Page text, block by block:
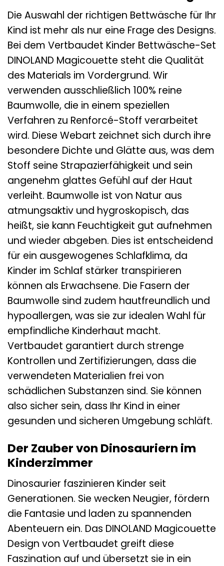
Die Auswahl der richtigen Bettwäsche für Ihr
Kind ist mehr als nur eine Frage des Designs.
Bei dem Vertbaudet Kinder Bettwäsche-Set
DINOLAND Magicouette steht die Qualität
des Materials im Vordergrund. Wir
verwenden ausschließlich 100% reine
Baumwolle, die in einem speziellen
Verfahren zu Renforcé-Stoff verarbeitet
wird. Diese Webart zeichnet sich durch ihre
besondere Dichte und Glätte aus, was dem
Stoff seine Strapazierfähigkeit und sein
angenehm glattes Gefühl auf der Haut
verleiht. Baumwolle ist von Natur aus
atmungsaktiv und hygroskopisch, das
heißt, sie kann Feuchtigkeit gut aufnehmen
und wieder abgeben. Dies ist entscheidend
für ein ausgewogenes Schlafklima, da
Kinder im Schlaf stärker transpirieren
können als Erwachsene. Die Fasern der
Baumwolle sind zudem hautfreundlich und
hypoallergen, was sie zur idealen Wahl für
empfindliche Kinderhaut macht.
Vertbaudet garantiert durch strenge
Kontrollen und Zertifizierungen, dass die
verwendeten Materialien frei von
schädlichen Substanzen sind. Sie können
also sicher sein, dass Ihr Kind in einer
gesunden und sicheren Umgebung schläft.
Der Zauber von Dinosauriern im
Kinderzimmer
Dinosaurier faszinieren Kinder seit
Generationen. Sie wecken Neugier, fördern
die Fantasie und laden zu spannenden
Abenteuern ein. Das DINOLAND Magicouette
Design von Vertbaudet greift diese
Faszination auf und übersetzt sie in ein